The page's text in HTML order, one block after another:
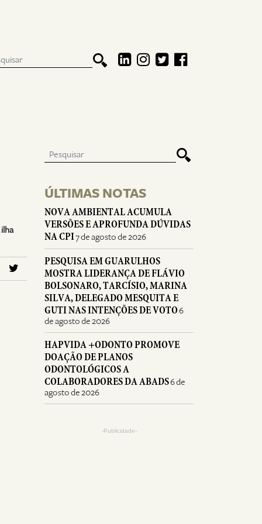
ÚLTIMAS NOTAS
NOVA AMBIENTAL ACUMULA
VERSÕES E APROFUNDA DÚVIDAS
NA CPI7 de agosto de 2026
PESQUISA EM GUARULHOS
MOSTRA LIDERANÇA DE FLÁVIO
BOLSONARO, TARCÍSIO, MARINA
SILVA, DELEGADO MESQUITA E
GUTI NAS INTENÇÕES DE VOTO6
de agosto de 2026
HAPVIDA +ODONTO PROMOVE
DOAÇÃO DE PLANOS
ODONTOLÓGICOS A
COLABORADORES DA ABADS6 de
agosto de 2026
-Publicidade-